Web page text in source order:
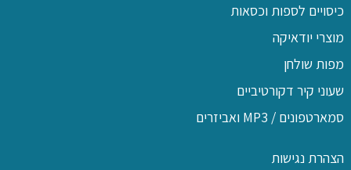
כיסויים לספות וכסאות
מוצרי יודאיקה
מפות שולחן
שעוני קיר דקורטיביים
סמארטפונים / MP3 ואביזרים
הצהרת נגישות